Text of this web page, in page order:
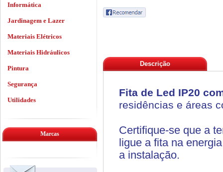
Descrição
Fita de Led IP20
residências e áreas
Certifique-­se que a
ligue a fita na
a instalação.
Informática
Jardinagem e Lazer
Materiais Elétricos
Materiais Hidráulicos
Pintura
Segurança
Utilidades
Marcas